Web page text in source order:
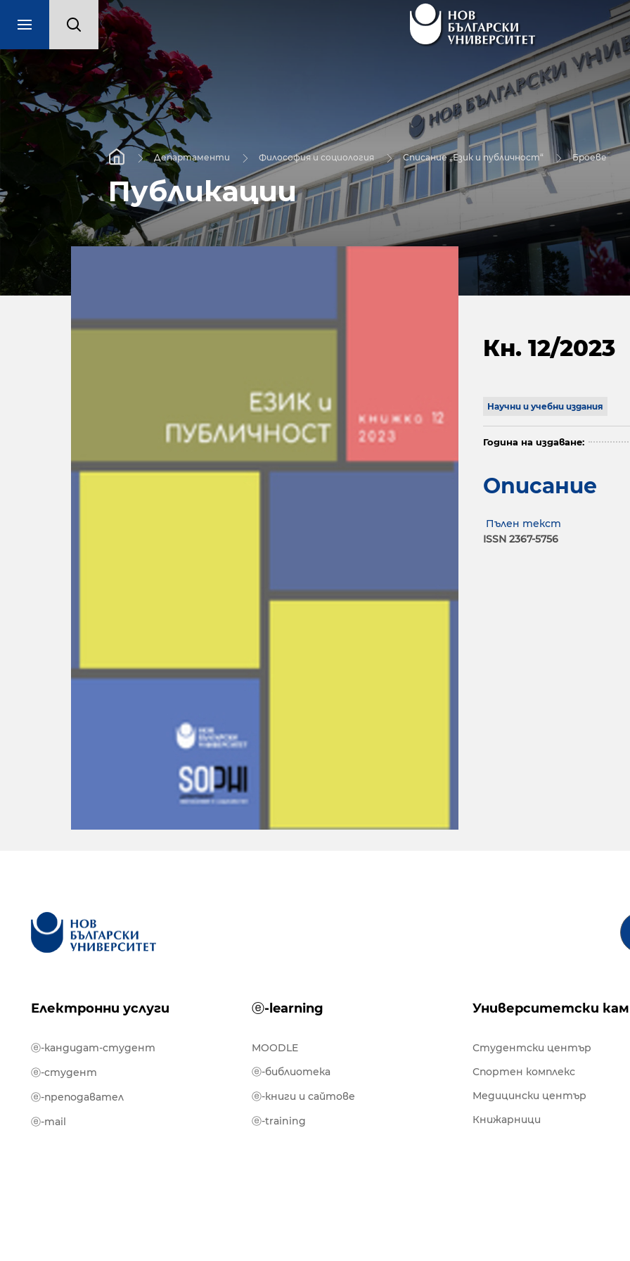
Департаменти Философия и социология Списание „Език и публичност“ Броеве
Публикации
Кн. 12/2023
Научни и учебни издания
Година на издаване:
Описание
Пълен текст
ISSN 2367-5756
Електронни услуги ⓔ-learning Университетски
ⓔ-кандидат-студент
ⓔ-студент
ⓔ-преподавател
ⓔ-mail
MOODLE
ⓔ-библиотека
ⓔ-книги и сайтове
ⓔ-training
Студентски център
Спортен комплекс
Медицински център
Книжарници